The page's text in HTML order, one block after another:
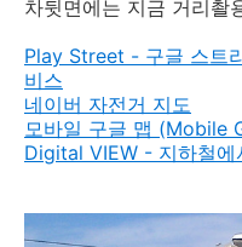
차뒷면에는 지금 거리촬
Play Street - 구글 스트
비스
네이버 자전거 지도
모바일 구글 맵 (Mobile
Digital VIEW - 지하철에